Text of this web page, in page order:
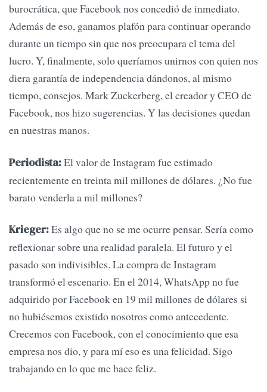
burocrática, que Facebook nos concedió de inmediato.
Además de eso, ganamos plafón para continuar operando
durante un tiempo sin que nos preocupara el tema del
lucro. Y, finalmente, solo queríamos unirnos con quien nos
diera garantía de independencia dándonos, al mismo
tiempo, consejos. Mark Zuckerberg, el creador y CEO de
Facebook, nos hizo sugerencias. Y las decisiones quedan
en nuestras manos.
Periodista:El valor de Instagram fue estimado
recientemente en treinta mil millones de dólares. ¿No fue
barato venderla a mil millones?
Krieger:Es algo que no se me ocurre pensar. Sería como
reflexionar sobre una realidad paralela. El futuro y el
pasado son indivisibles. La compra de Instagram
transformó el escenario. En el 2014, WhatsApp no fue
adquirido por Facebook en 19 mil millones de dólares si
no hubiésemos existido nosotros como antecedente.
Crecemos con Facebook, con el conocimiento que esa
empresa nos dio, y para mí eso es una felicidad. Sigo
trabajando en lo que me hace feliz.